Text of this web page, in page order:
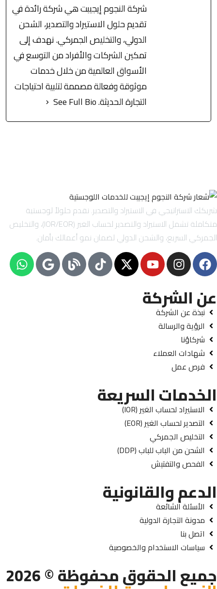
شركة النجوم إيجيبت هي شركة رائدة في
تقديم حلول الاستيراد والتصدير، الشحن
الدولي، والتخليص الجمركي. نهدف إلى
تمكين الشركات والأفراد من التوسع في
الأسواق العالمية من خلال خدمات
موثوقة وفعالة مصممة لتلبية احتياجات
التجارة الحديثة.See Full Bio
شريكك الاستراتيجي في الاستيراد والتصدير. نقدم حلولاً لوجستية
متكاملة تشمل الاستيراد والتصدير لحساب الغير (IOR/EOR)، والتخليص
الجمركي السريع، والشحن الدولي لضمان نمو أعمالك بأمان.
عن الشركة
نبذة عن الشركة
الرؤية والرسالة
شركاؤنا
شهادات العملاء
فرص عمل
الخدمات السريعة
الاستيراد لحساب الغير (IOR)
التصدير لحساب الغير (EOR)
التخليص الجمركي
الشحن من الباب للباب (DDP)
الفحص والتفتيش
الدعم والقانونية
الأسئلة الشائعة
مدونة التجارة الدولية
اتصل بنا
سياسات الاستخدام والخصوصية
جميع الحقوق محفوظة © 2026